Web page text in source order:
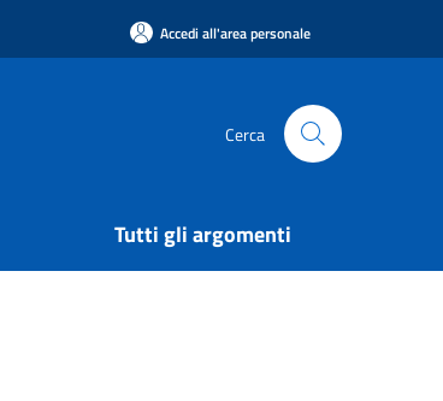
Accedi all'area personale
Cerca
Tutti gli argomenti